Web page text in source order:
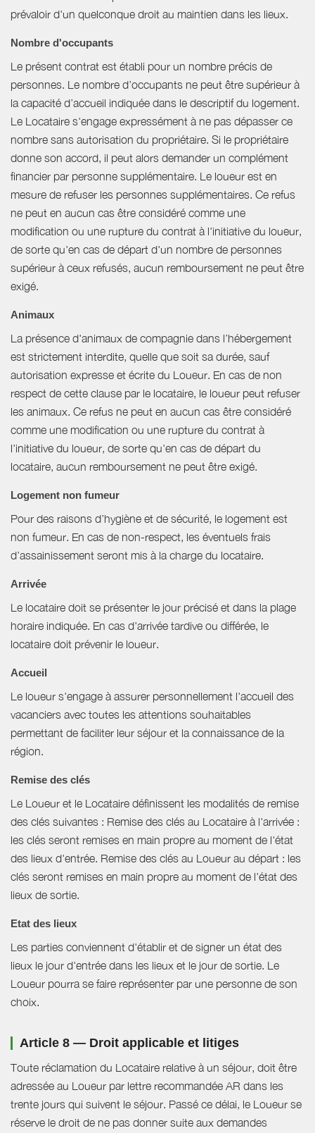
prévaloir d'un quelconque droit au maintien dans les lieux.
Nombre d'occupants
Le présent contrat est établi pour un nombre précis de
personnes. Le nombre d’occupants ne peut être supérieur à
la capacité d’accueil indiquée dans le descriptif du logement.
Le Locataire s'engage expressément à ne pas dépasser ce
nombre sans autorisation du propriétaire. Si le propriétaire
donne son accord, il peut alors demander un complément
financier par personne supplémentaire. Le loueur est en
mesure de refuser les personnes supplémentaires. Ce refus
ne peut en aucun cas être considéré comme une
modification ou une rupture du contrat à l'initiative du loueur,
de sorte qu'en cas de départ d'un nombre de personnes
supérieur à ceux refusés, aucun remboursement ne peut être
exigé.
Animaux
La présence d'animaux de compagnie dans l’hébergement
est strictement interdite, quelle que soit sa durée, sauf
autorisation expresse et écrite du Loueur. En cas de non
respect de cette clause par le locataire, le loueur peut refuser
les animaux. Ce refus ne peut en aucun cas être considéré
comme une modification ou une rupture du contrat à
l'initiative du loueur, de sorte qu'en cas de départ du
locataire, aucun remboursement ne peut être exigé.
Logement non fumeur
Pour des raisons d’hygiène et de sécurité, le logement est
non fumeur. En cas de non-respect, les éventuels frais
d’assainissement seront mis à la charge du locataire.
Arrivée
Le locataire doit se présenter le jour précisé et dans la plage
horaire indiquée. En cas d'arrivée tardive ou différée, le
locataire doit prévenir le loueur.
Accueil
Le loueur s'engage à assurer personnellement l'accueil des
vacanciers avec toutes les attentions souhaitables
permettant de faciliter leur séjour et la connaissance de la
région.
Remise des clés
Le Loueur et le Locataire définissent les modalités de remise
des clés suivantes : Remise des clés au Locataire à l'arrivée :
les clés seront remises en main propre au moment de l'état
des lieux d'entrée. Remise des clés au Loueur au départ : les
clés seront remises en main propre au moment de l'état des
lieux de sortie.
Etat des lieux
Les parties conviennent d'établir et de signer un état des
lieux le jour d'entrée dans les lieux et le jour de sortie. Le
Loueur pourra se faire représenter par une personne de son
choix.
Article 8 — Droit applicable et litiges
Toute réclamation du Locataire relative à un séjour, doit être
adressée au Loueur par lettre recommandée AR dans les
trente jours qui suivent le séjour. Passé ce délai, le Loueur se
réserve le droit de ne pas donner suite aux demandes